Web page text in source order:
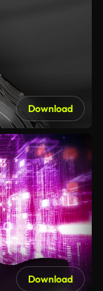
Download
Download